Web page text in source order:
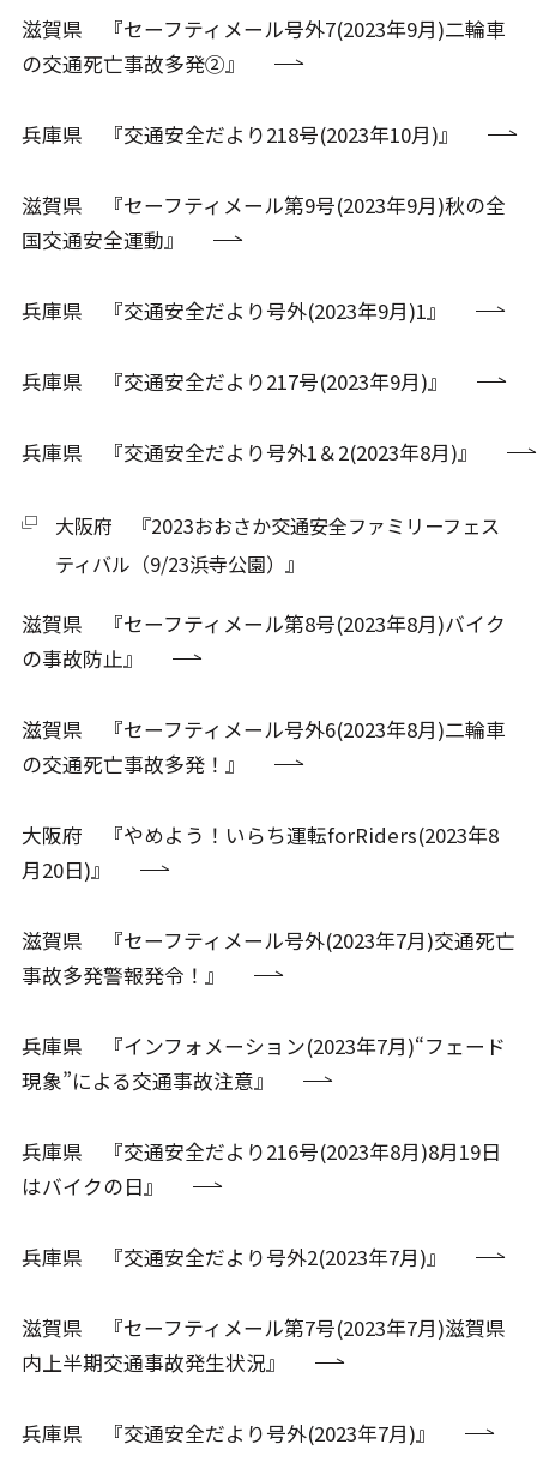
滋賀県 『セーフティメール号外7(2023年9月)二輪車
の交通死亡事故多発②』
兵庫県 『交通安全だより218号(2023年10月)』
滋賀県 『セーフティメール第9号(2023年9月)秋の全
国交通安全運動』
兵庫県 『交通安全だより号外(2023年9月)1』
兵庫県 『交通安全だより217号(2023年9月)』
兵庫県 『交通安全だより号外1＆2(2023年8月)』
大阪府 『2023おおさか交通安全ファミリーフェス
ティバル（9/23浜寺公園）』
滋賀県 『セーフティメール第8号(2023年8月)バイク
の事故防止』
滋賀県 『セーフティメール号外6(2023年8月)二輪車
の交通死亡事故多発！』
大阪府 『やめよう！いらち運転forRiders(2023年8
月20日)』
滋賀県 『セーフティメール号外(2023年7月)交通死亡
事故多発警報発令！』
兵庫県 『インフォメーション(2023年7月)“フェード
現象”による交通事故注意』
兵庫県 『交通安全だより216号(2023年8月)8月19日
はバイクの日』
兵庫県 『交通安全だより号外2(2023年7月)』
滋賀県 『セーフティメール第7号(2023年7月)滋賀県
内上半期交通事故発生状況』
兵庫県 『交通安全だより号外(2023年7月)』